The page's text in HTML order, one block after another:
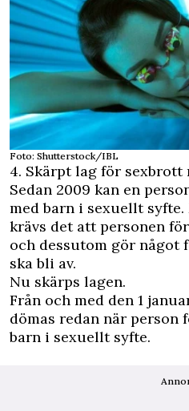
Foto: Shutterstock/IBL
4. Skärpt lag för sexbrott
Sedan 2009 kan en
med barn i sexuellt
krävs det att personen
och dessutom gör
ska bli av.
Nu skärps lagen.
Från och med den 1
dömas redan när person
barn i sexuellt syfte.